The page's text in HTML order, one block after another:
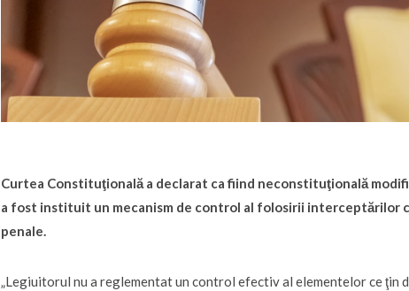
Curtea Constituţională a declarat ca fiind neconstituţională
a fost instituit un mecanism de control al folosirii interceptărilor
penale.
„Legiuitorul nu a reglementat un control efectiv al elementelor ce